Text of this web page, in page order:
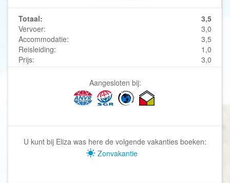
Totaal:
3,5
Vervoer:
3,0
Accommodatie:
3,5
Reisleiding:
1,0
Prijs:
3,0
Aangesloten bij:
U kunt bij Eliza was here de volgende vakanties boeken:
Zonvakantie